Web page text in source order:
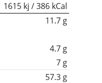
1615 kj / 386 kCal
11.7 g
4.7 g
7 g
57.3 g